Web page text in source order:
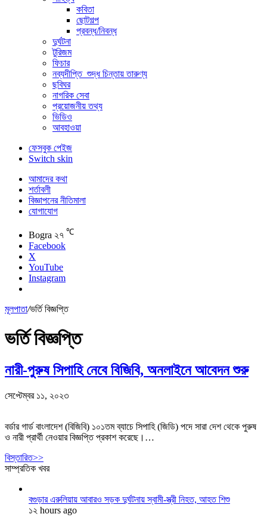
কবিতা
ছোটগল্প
প্রবন্ধ/নিবন্ধ
দুর্ঘটনা
টুরিজম
ফিচার
নব্যদীপ্তি_শুদ্ধ চিন্তায় তারুণ্য
ছবিঘর
নাগরিক সেবা
প্রয়োজনীয় তথ্য
ভিডিও
আবহাওয়া
ফেসবুক পেইজ
Switch skin
আমাদের কথা
শর্তাবলী
বিজ্ঞাপনের নীতিমালা
যোগাযোগ
Bogra ২৭ ℃
Facebook
X
YouTube
Instagram
মূলপাতা/ভর্তি বিজ্ঞপ্তি
ভর্তি বিজ্ঞপ্তি
নারী-পুরুষ সিপাহি নেবে বিজিবি, অনলাইনে আবেদন শুরু
সেপ্টেম্বর ১১, ২০২৩
বর্ডার গার্ড বাংলাদেশ (বিজিবি) ১০১তম ব্যাচে সিপাহি (জিডি) পদে সারা দেশ থেকে পুরুষ
ও নারী প্রার্থী নেওয়ার বিজ্ঞপ্তি প্রকাশ করেছে।…
বিস্তারিত>>
সাম্প্রতিক খবর
বগুড়ার এরুলিয়ায় আবারও সড়ক দুর্ঘটনায় স্বামী-স্ত্রী নিহত, আহত শিশু
১২ hours ago